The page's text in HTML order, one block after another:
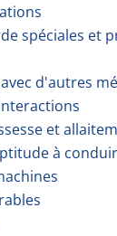
spéciales et
d'autres
et
à